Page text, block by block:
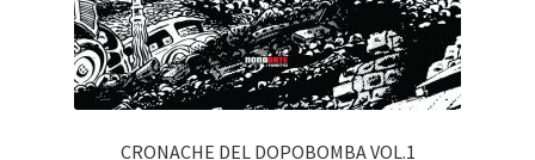
CRONACHE DEL DOPOBOMBA VOL.1